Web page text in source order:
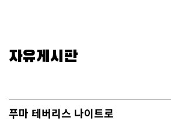
자유게시판
푸마 테버리스 나이트로